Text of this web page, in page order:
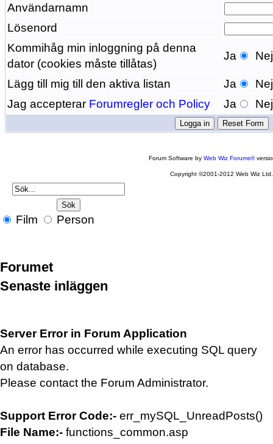
Användarnamn
Lösenord
Kommihåg min inloggning på denna
dator (cookies måste tillåtas)
Ja Nej
Lägg till mig till den aktiva listan Ja
Nej
Jag accepterar Forumregler och Policy Ja Nej
Forum Software byWeb Wiz Forums®
Copyright ©2001-2012 Web Wiz Ltd.
Film Person
Forumet
Senaste inläggen
Server Error in Forum Application
An error has occurred while executing SQL query
on database.
Please contact the Forum Administrator.
Support Error Code:- err_mySQL_UnreadPosts()
File Name:- functions_common.asp